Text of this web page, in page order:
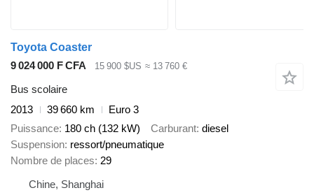
Toyota Coaster
9 024 000 F CFA
15 900 $US ≈ 13 760 €
Bus scolaire
2013
39 660 km
Euro 3
Puissance 180 ch (132 kW) Carburant diesel
Suspension ressort/pneumatique
Nombre de places 29
Chine, Shanghai